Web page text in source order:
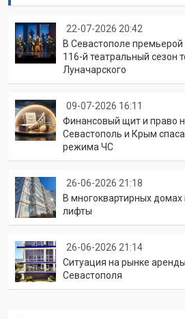
22-07-2026 20:42
В Севастополе
116-й театральный сезон
Луначарского
09-07-2026 16:11
Финансовый щит и право
Севастополь и Крым
режима ЧС
26-06-2026 21:18
В многоквартирных
лифты
26-06-2026 21:14
Ситуация на рынке
Севастополя